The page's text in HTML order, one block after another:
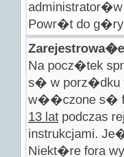
Powr�t do g�ry
Na pocz�tek
s� w porz�dku
w��czone s�
13 lat podczas
instrukcjami.
Niekt�re fora